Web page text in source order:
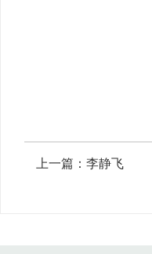
上一篇： 李静飞